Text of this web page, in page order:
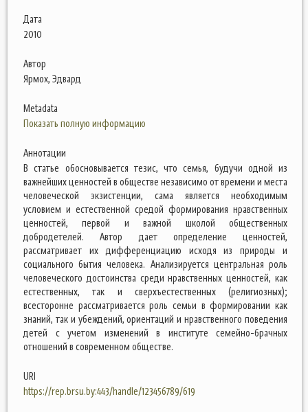
Дата
2010
Автор
Ярмох, Эдвард
Metadata
Показать полную информацию
Аннотации
В статье обосновывается тезис, что семья, будучи одной из
важнейших ценностей в обществе независимо от времени и места
человеческой экзистенции, сама является необходимым
условием и естественной средой формирования нравственных
ценностей, первой и важной школой общественных
добродетелей. Автор дает определение ценностей,
рассматривает их дифференциацию исходя из природы и
социального бытия человека. Анализируется центральная роль
человеческого достоинства среди нравственных ценностей, как
естественных, так и сверхъестественных (религиозных);
всесторонне рассматривается роль семьи в формировании как
знаний, так и убеждений, ориентаций и нравственного поведения
детей с учетом изменений в институте семейно-брачных
отношений в современном обществе.
URI
https://rep.brsu.by:443/handle/123456789/619